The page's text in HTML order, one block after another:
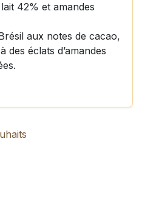
42% et amandes
aux notes de cacao,
des éclats d’amandes